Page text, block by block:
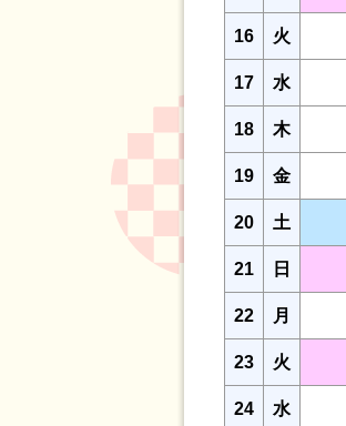
16 火
17 水
18 木
19 金
20 土
21 日
22 月
23 火
24 水